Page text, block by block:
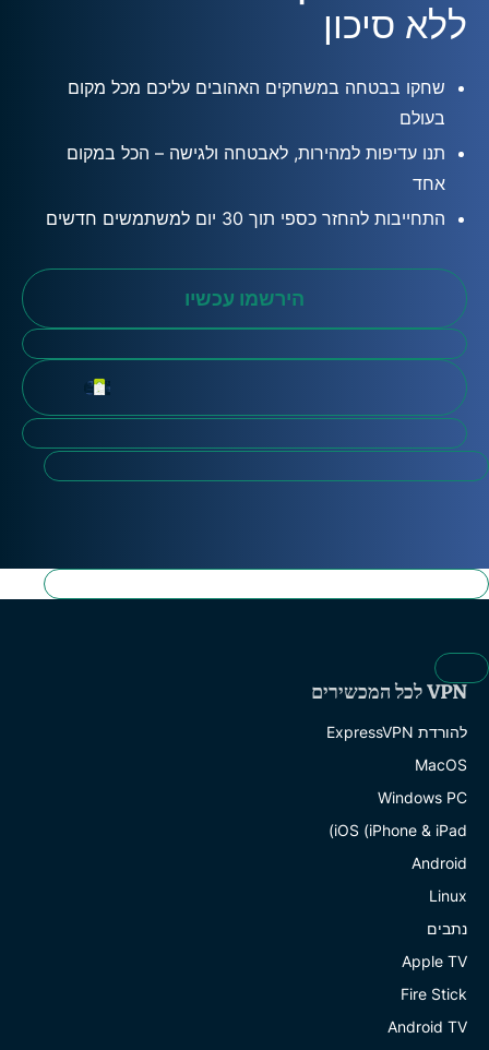
ללא סיכון
שחקו בבטחה במשחקים האהובים עליכם מכל מקום
בעולם
תנו עדיפות למהירות, לאבטחה ולגישה – הכל במקום
אחד
התחייבות להחזר כספי תוך 30 יום למשתמשים חדשים
הירשמו עכשיו
VPN לכל המכשירים
להורדת ExpressVPN
MacOS
Windows PC
iOS (iPhone & iPad)
Android
Linux
נתבים
Apple TV
Fire Stick
Android TV